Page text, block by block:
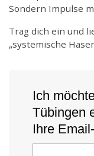
Sondern Impulse
Trag dich ein und
„systemische
Ich
Tübingen
Ihre